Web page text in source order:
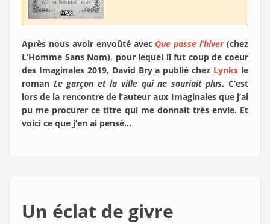
Après nous avoir envoûté avec Que passe l’hiver (chez
L’Homme Sans Nom), pour lequel il fut coup de coeur
des Imaginales 2019, David Bry a publié chez Lynks le
roman Le garçon et la ville qui ne souriait plus. C’est
lors de la rencontre de l’auteur aux Imaginales que j’ai
pu me procurer ce titre qui me donnait très envie. Et
voici ce que j’en ai pensé…
Un éclat de givre